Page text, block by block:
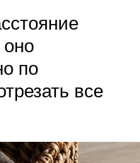
по
все